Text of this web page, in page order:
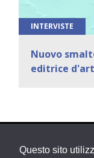
Questo sito
INTERVISTE
Nuovo
editrice